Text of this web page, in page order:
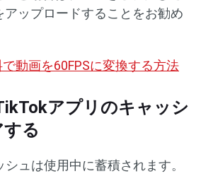
アップロードすることをお勧め
動画を60FPSに変換する方法
アプリのキャッシ
る
ュは使用中に蓄積されます。